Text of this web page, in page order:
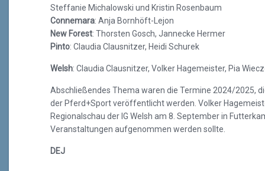
Steffanie Michalowski und Kristin Rosenbaum
Connemara: Anja Bornhöft-Lejon
New Forest: Thorsten Gosch, Jannecke Hermer
Pinto: Claudia Clausnitzer, Heidi Schurek
Welsh: Claudia Clausnitzer, Volker Hagemeister, Pia
Abschließendes Thema waren die Termine 2024/2025,
der Pferd+Sport veröffentlicht werden. Volker
Regionalschau der IG Welsh am 8. September in
Veranstaltungen aufgenommen werden sollte.
DEJ